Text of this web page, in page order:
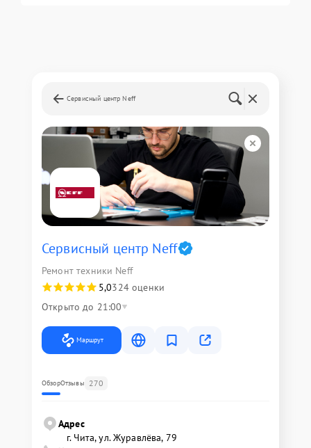
Сервисный центр Neff
Сервисный центр Neff
Ремонт техники Neff
5,0324 оценки
Открыто до 21:00
Маршрут
ОбзорОтзывы 270
Адрес
г. Чита, ул. Журавлёва, 79